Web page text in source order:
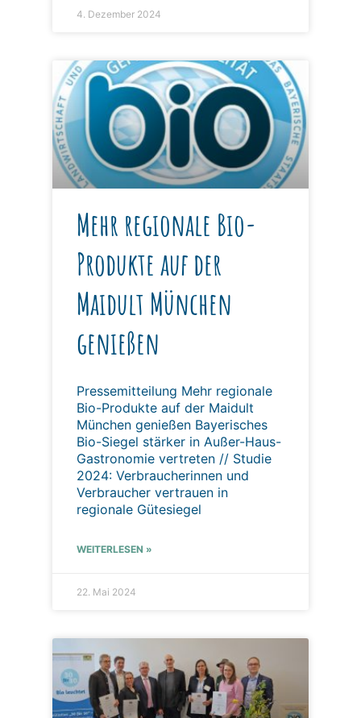
4. Dezember 2024
Mehr regionale Bio-
Produkte auf der
Maidult München
genießen
Pressemitteilung Mehr regionale
Bio-Produkte auf der Maidult
München genießen Bayerisches
Bio-Siegel stärker in Außer-Haus-
Gastronomie vertreten // Studie
2024: Verbraucherinnen und
Verbraucher vertrauen in
regionale Gütesiegel
WEITERLESEN »
22. Mai 2024